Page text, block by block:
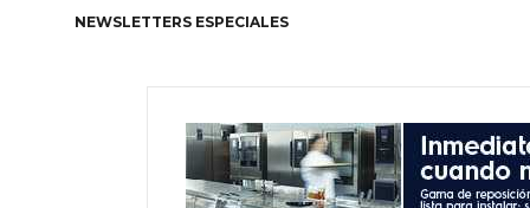
NEWSLETTERS ESPECIALES